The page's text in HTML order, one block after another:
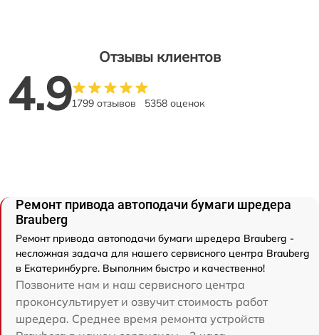
Отзывы клиентов
4.91799 отзывов 5358 оценок
Ремонт привода автоподачи бумаги шредера
Brauberg
Ремонт привода автоподачи бумаги шредера Brauberg -
несложная задача для нашего сервисного центра Brauberg
в Екатеринбурге. Выполним быстро и качественно!
Позвоните нам и наш сервисного центра
проконсультирует и озвучит стоимость работ
шредера. Среднее время ремонта устройств